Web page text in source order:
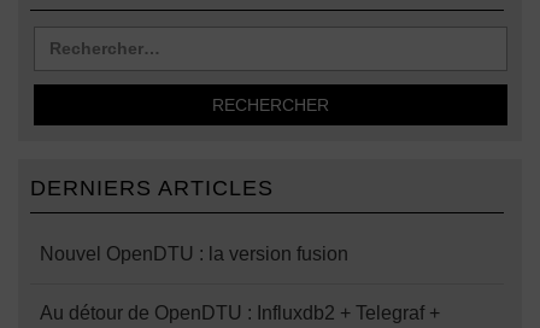
DERNIERS ARTICLES
Nouvel OpenDTU : la version fusion
Au détour de OpenDTU : Influxdb2 + Telegraf +